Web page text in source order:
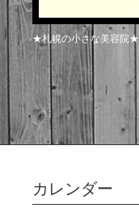
★札幌の小さな美容院★
カレンダー